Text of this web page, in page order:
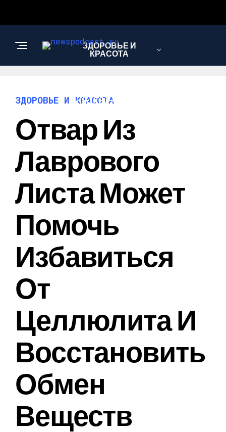
ЗДОРОВЬЕ И
КРАСОТА
ИНТЕРЕСНОЕ И
ПОЗНАВАТЕЛЬНОЕ
ЗДОРОВЬЕ И КРАСОТА
Отвар Из
Лаврового
Листа Может
Помочь
Избавиться
От
Целлюлита И
Восстановить
Обмен
Веществ